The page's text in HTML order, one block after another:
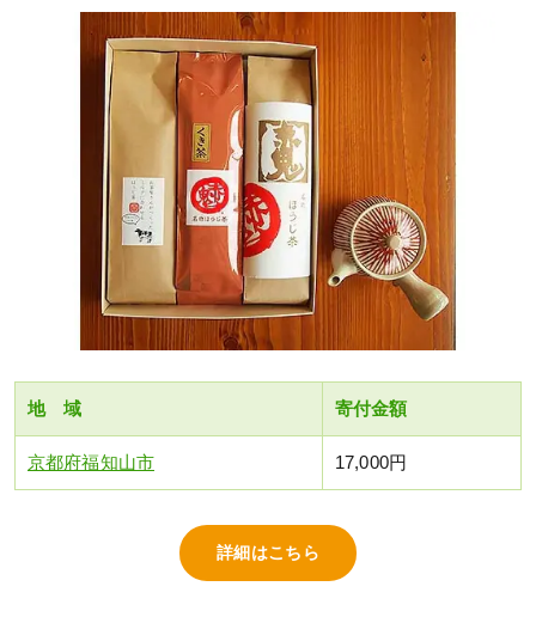
地 域 寄付金額
京都府福知山市 17,000円
詳細はこちら